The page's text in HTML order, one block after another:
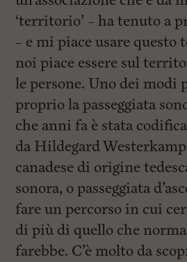
‘territorio’ – ha tenuto a
– e mi piace usare questo
noi piace essere sul
le persone. Uno dei modi
proprio la passeggiata
che anni fa è stata
da Hildegard
canadese di origine
sonora, o passeggiata
fare un percorso in cui
di più di quello che
farebbe. C’è molto da